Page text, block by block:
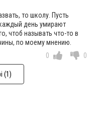
то школу. Пусть
день умирают
чтоб называть что-то в
по моему мнению.
0 0
(1)